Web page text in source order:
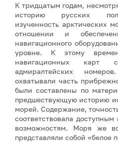
К тридцатым годам,
историю русских
изученность арктических
отношении и
навигационного
уровне. К этому
навигационных карт
адмиралтейских
охватывали часть
были составлены по
предшествующую историю
морей. Содержание,
соответствовала
возможностям. Моря же
представляли собой «белое